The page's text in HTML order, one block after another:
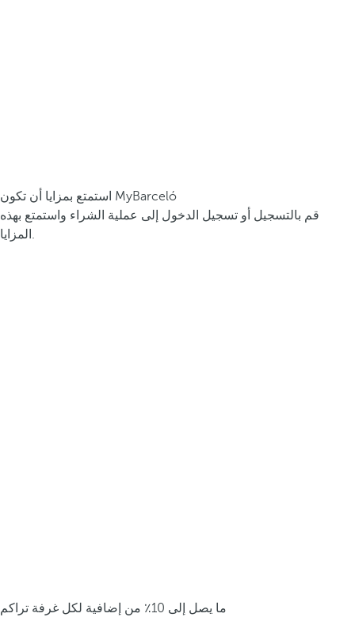
استمتع بمزايا أن تكون MyBarceló
قم بالتسجيل أو تسجيل الدخول إلى عملية الشراء واستمتع بهذه
المزايا.
ما يصل إلى 10٪ من إضافية لكل غرفة تراكم